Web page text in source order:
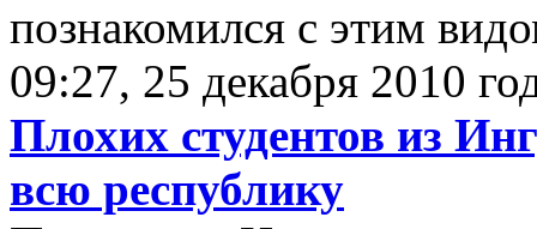
познакомился с этим
09:27, 25 декабря 2010
Плохих студентов из
всю республику